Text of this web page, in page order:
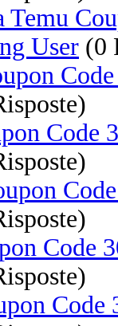
Temu
User (0